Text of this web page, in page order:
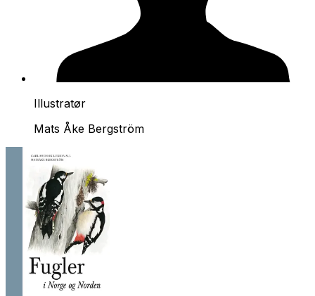
Illustratør
Mats Åke Bergström